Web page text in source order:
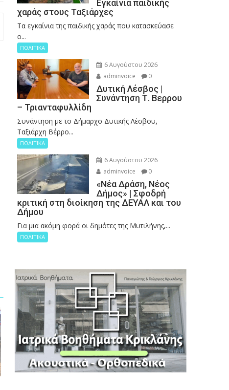
Εγκαίνια παιδικής
χαράς στους Ταξιάρχες
Tα εγκαίνια της παιδικής χαράς που κατασκεύασε
ο...
ΠΟΛΙΤΙΚΑ
6 Αυγούστου 2026
adminvoice
0
Δυτική Λέσβος |
Συνάντηση Τ. Βερρου
– Τριανταφυλλίδη
Συνάντηση με το Δήμαρχο Δυτικής Λέσβου,
Ταξιάρχη Βέρρο...
ΠΟΛΙΤΙΚΑ
6 Αυγούστου 2026
adminvoice
0
«Νέα Δράση, Νέος
Δήμος» | Σφοδρή
κριτική στη διοίκηση της ΔΕΥΑΛ και του
Δήμου
Για μια ακόμη φορά οι δημότες της Μυτιλήνης,...
ΠΟΛΙΤΙΚΑ